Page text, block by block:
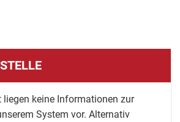
liegen keine Informationen zur
System vor. Alternativ